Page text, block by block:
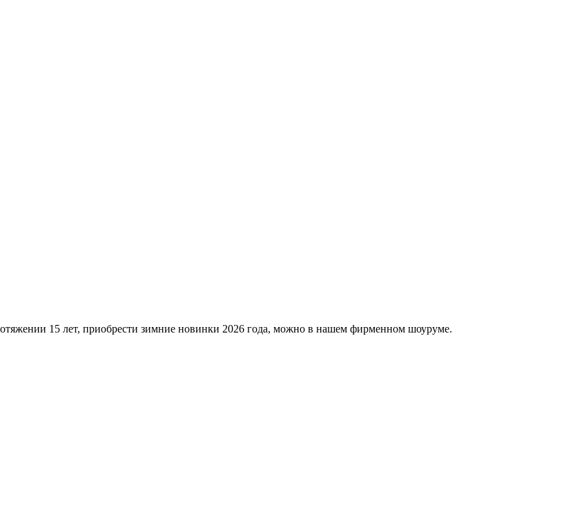
15 лет, приобрести зимние новинки 2026 года, можно в нашем фирменном шоуруме.